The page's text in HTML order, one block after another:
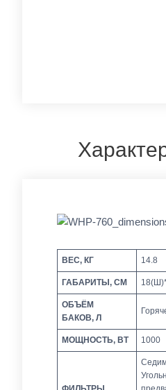
ВЕС, КГ 14.8
ГАБАРИТЫ, СМ
ОБЪЁМ
БАКОВ, Л
МОЩНОСТЬ, ВТ 1000